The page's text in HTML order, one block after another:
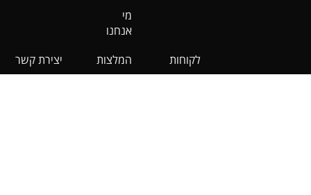
מי
אנחנו
לקוחות המלצות יצירת קשר